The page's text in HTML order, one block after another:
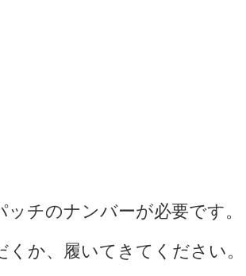
ッチのナンバーが必要です。
くか、履いてきてください。